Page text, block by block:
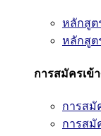
หลักสูต
หลักสูต
การสมัครเข้
การส
การสมั